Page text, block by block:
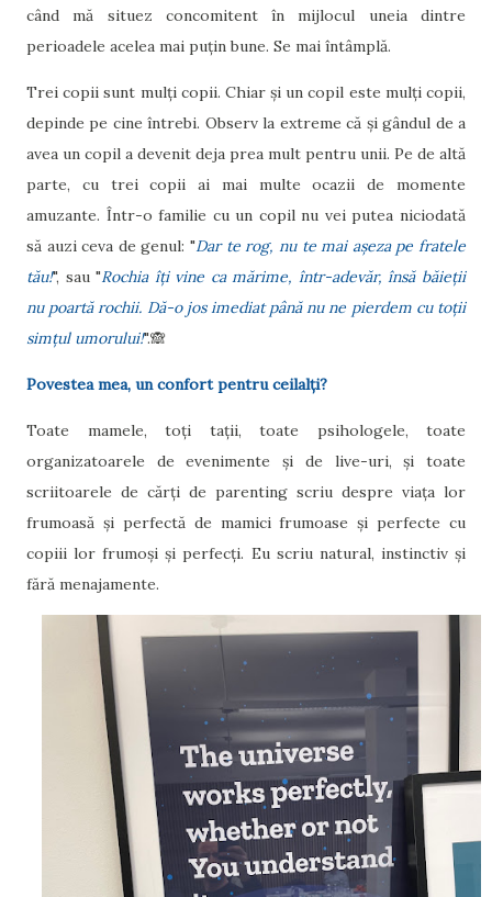
când mă situez concomitent în mijlocul uneia dintre
perioadele acelea mai puțin bune. Se mai întâmplă.
Trei copii sunt mulți copii. Chiar și un copil este mulți copii,
depinde pe cine întrebi. Observ la extreme că și gândul de a
avea un copil a devenit deja prea mult pentru unii. Pe de altă
parte, cu trei copii ai mai multe ocazii de momente
amuzante. Într-o familie cu un copil nu vei putea niciodată
să auzi ceva de genul: "Dar te rog, nu te mai așeza pe fratele
tău!", sau "Rochia îți vine ca mărime, într-adevăr, însă băieții
nu poartă rochii. Dă-o jos imediat până nu ne pierdem cu toții
simțul umorului!".🙈
Povestea mea, un confort pentru ceilalți?
Toate mamele, toți tații, toate psihologele, toate
organizatoarele de evenimente și de live-uri, și toate
scriitoarele de cărți de parenting scriu despre viața lor
frumoasă și perfectă de mamici frumoase și perfecte cu
copiii lor frumoși și perfecți. Eu scriu natural, instinctiv și
fără menajamente.